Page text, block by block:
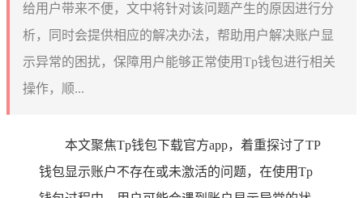
给用户带来不便，文中将针对该问题产生的原因进行分
析，同时会提供相应的解决办法，帮助用户解决账户显
示异常的困扰，保障用户能够正常使用Tp钱包进行相关
操作，顺...
本文聚焦Tp钱包下载官方app，着重探讨了TP
钱包显示账户不存在或未激活的问题，在使用Tp